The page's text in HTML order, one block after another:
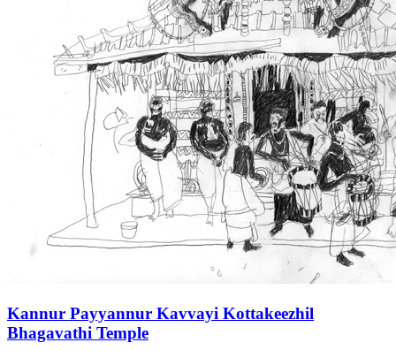
Kannur Payyannur Kavvayi Kottakeezhil
Bhagavathi Temple